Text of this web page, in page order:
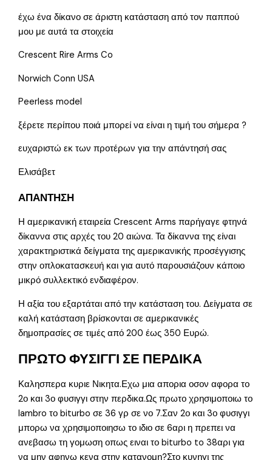
έχω ένα δίκανο σε άριστη κατάσταση από τον παππού
μου με αυτά τα στοιχεία
Crescent Rire Arms Co
Norwich Conn USA
Peerless model
ξέρετε περίπου ποιά μπορεί να είναι η τιμή του σήμερα ?
ευχαριστώ εκ των προτέρων για την απάντησή σας
Ελισάβετ
ΑΠΑΝΤΗΣΗ
Η αμερικανική εταιρεία Crescent Arms παρήγαγε φτηνά
δίκαννα στις αρχές του 20 αιώνα. Τα δίκαννα της είναι
χαρακτηριστικά δείγματα της αμερικανικής προσέγγισης
στην οπλοκατασκευή και για αυτό παρουσιάζουν κάποιο
μικρό συλλεκτικό ενδιαφέρον.
Η αξία του εξαρτάται από την κατάσταση του. Δείγματα σε
καλή κατάσταση βρίσκονται σε αμερικανικές
δημοπρασίες σε τιμές από 200 έως 350 Ευρώ.
ΠΡΩΤΟ ΦΥΣΙΓΓΙ ΣΕ ΠΕΡΔΙΚΑ
Καλησπερα κυριε Νικητα.Εχω μια απορια οσον αφορα το
2ο και 3ο φυσιγγι στην περδικα.Ως πρωτο χρησιμοποιω το
lambro το biturbo σε 36 γρ σε νο 7.Σαν 2ο και 3ο φυσιγγι
μπορω να χρησιμοποιησω το ιδιο σε 6αρι η πρεπει να
ανεβασω τη γομωση οπως ειναι το biturbo to 38αρι για
να μην αφηνω κενα στην κατανομη?Στο κυνηγι της